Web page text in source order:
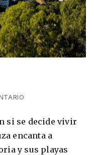
en Madrid
si se decide vivir
encanta a
y sus playas